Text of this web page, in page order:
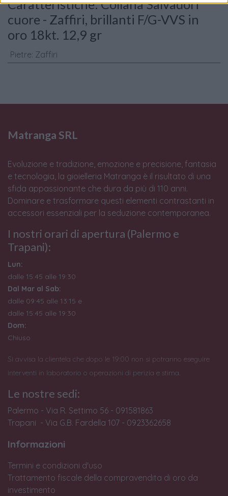
Caratteristiche: Collana Salvadori
cuore - Zaffiri, brillanti F/G-VVS in
oro 18kt. 12,9 gr
Pietre: Zaffiri
Matranga SRL
Evoluzione e tradizione, emozione e precisione, fantasia
e tecnologia, la gioielleria Matranga è il risultato di una
sfida appassionante che dura da più di 110 anni.
Dominare e trasformare questi elementi contrastanti in
accessori essenziali per la seduzione contemporanea.
I nostri orari di apertura (Palermo e
Trapani):
Lun:
dalle 15:45 alle 19:30
Dal Mar al Sab:
dalle 09:45 alle 13:15 e
dalle 15:45 alle 19:30
Dom:
Chiuso
Si avvisa la clientela che dopo le 19:00 non si potranno eseguire
interventi in laboratorio o operazioni di perizia e stima.
Le nostre sedi:
Palermo - Via R. Settimo 56 - 091581863
Trapani - Via G.B. Fardella 107 - 0923362658
Informazioni
Termini e condizioni d'uso
Trattamento fiscale della compravendita di oro da
investimento